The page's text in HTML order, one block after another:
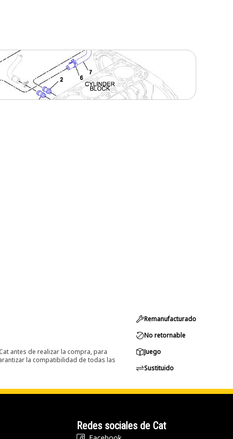
antes de realizar la compra, para
la compatibilidad de todas las
Remanufacturado
No retornable
Juego
Sustituido
Redes sociales de Cat